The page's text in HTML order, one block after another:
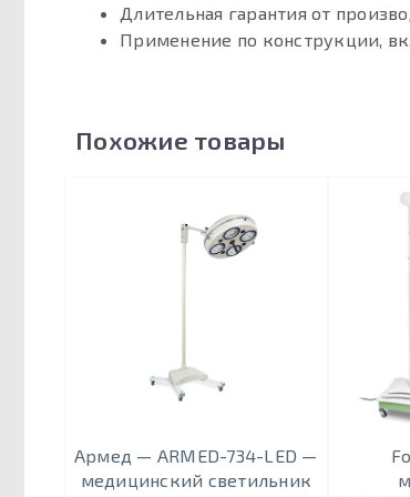
Длительная гарантия от
Применение по конструкции,
Похожие товары
Армед — ARMED-734-LED —
медицинский светильник